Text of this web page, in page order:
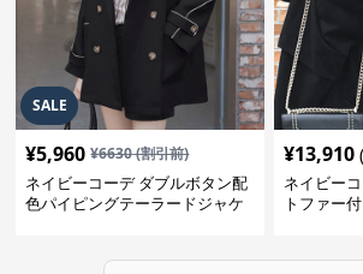
SALE
¥5,960 ¥6630(割引前)
ネイビーコーデ ダブルボタン配
色パイピングテーラードジャケ
¥13,910
ネイビー
トファー